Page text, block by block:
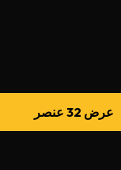
عرض 32 عنصر